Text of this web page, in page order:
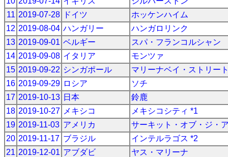
11 2019-07-28 ドイツ
ホッケンハイム
12 2019-08-04 ハンガリー
ハンガロリンク
13 2019-09-01 ベルギー
スパ・フランコルシャン
14 2019-09-08 イタリア
モンツァ
15 2019-09-22 シンガポール
マリーナベイ・ストリー
16 2019-09-29 ロシア
ソチ
17 2019-10-13 日本
鈴鹿
18 2019-10-27 メキシコ
メキシコシティ *1
19 2019-11-03 アメリカ
サーキット・オブ・ジ・
20 2019-11-17 ブラジル
インテルラゴス *2
21 2019-12-01 アブダビ ヤス・マリーナ